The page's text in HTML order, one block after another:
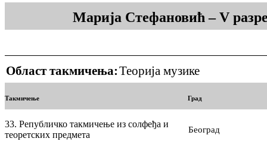
Марија Стефановић – V
Област такмичења:Теорија музике
Такмичење Град
33. Републичко такмичење из солфеђа и
теоретских предмета
Београд